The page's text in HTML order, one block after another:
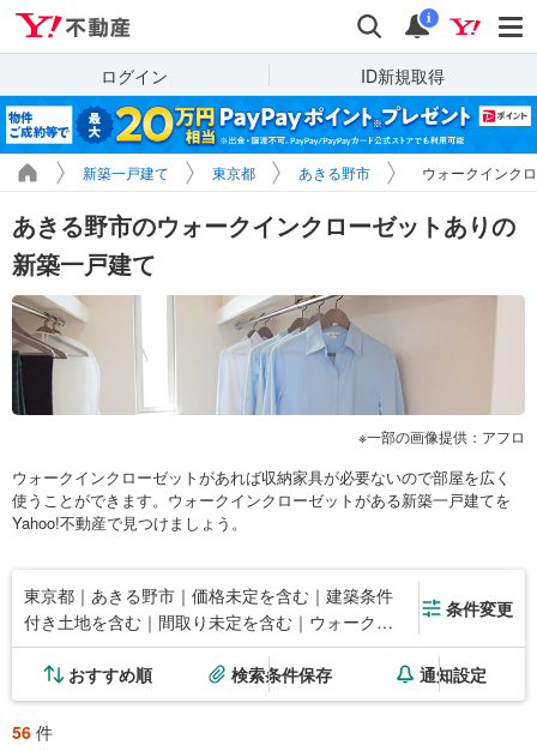
検索 通知
i
ログイン ID新規取得
新築一戸建て 東京都 あきる野市 ウォークインク
あきる野市のウォークインクローゼットありの
新築一戸建て
一部の画像提供：アフロ
ウォークインクローゼットがあれば収納家具が必要ないので部屋を広く
使うことができます。ウォークインクローゼットがある新築一戸建てを
Yahoo!不動産で見つけましょう。
東京都｜あきる野市｜価格未定を含む｜建築条件
付き土地を含む｜間取り未定を含む｜ウォークイ
ンクローゼット
条件変更
おすすめ順 検索条件保存 通知設定
56 件